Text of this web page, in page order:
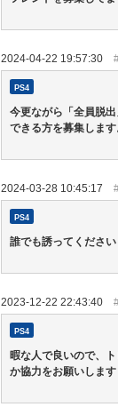
2024-04-22 19:57:30
PS4
今更ながら「全員脱
できる方を募集します
2024-03-28 10:45:17
PS4
誰でも誘ってください
2023-12-22 22:43:40
PS4
暇な人で良いので、
か協力をお願いします